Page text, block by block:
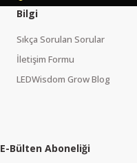
Bilgi
Sıkça Sorulan Sorular
İletişim Formu
LEDWisdom Grow Blog
E-Bülten Aboneliği